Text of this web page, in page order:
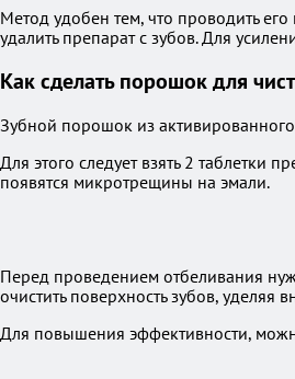
Метод удобен тем, что проводить
удалить препарат с зубов. Для
Как сделать порошок для
Зубной порошок из активированного
Для этого следует взять 2 таблетки
появятся микротрещины на эмали.
Перед проведением отбеливания
очистить поверхность зубов,
Для повышения эффективности,